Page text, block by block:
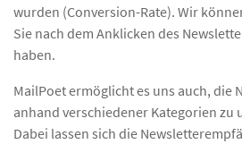
wurden (Conversion-Rate). Wir
Sie nach dem Anklicken des
haben.
MailPoet ermöglicht es uns auch, die
anhand verschiedener Kategorien zu
Dabei lassen sich die